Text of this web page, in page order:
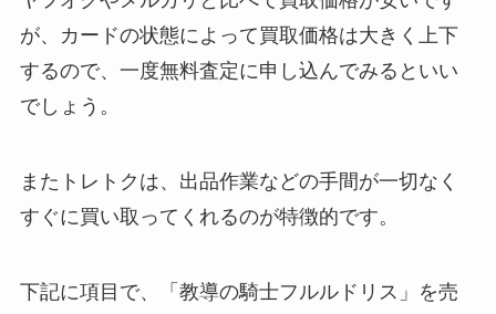
が、カードの状態によって買取価格は大きく上下
するので、一度無料査定に申し込んでみるといい
でしょう。
またトレトクは、出品作業などの手間が一切なく
すぐに買い取ってくれるのが特徴的です。
下記に項目で、「教導の騎士フルルドリス」を売